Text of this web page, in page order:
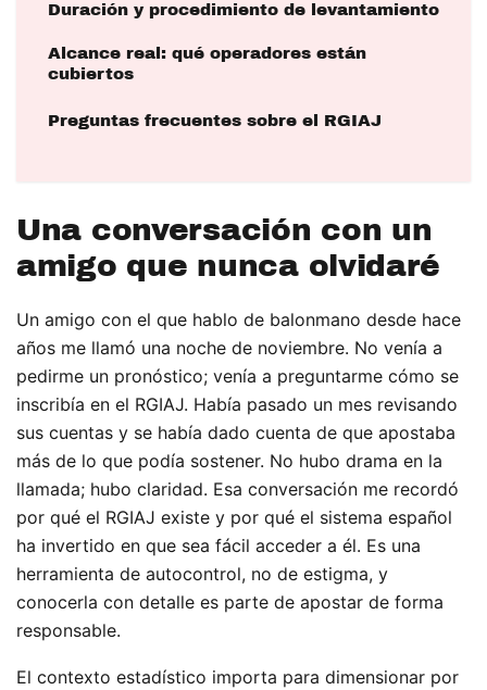
Duración y procedimiento de levantamiento
Alcance real: qué operadores están
cubiertos
Preguntas frecuentes sobre el RGIAJ
Una conversación con un
amigo que nunca olvidaré
Un amigo con el que hablo de balonmano desde hace
años me llamó una noche de noviembre. No venía a
pedirme un pronóstico; venía a preguntarme cómo se
inscribía en el RGIAJ. Había pasado un mes revisando
sus cuentas y se había dado cuenta de que apostaba
más de lo que podía sostener. No hubo drama en la
llamada; hubo claridad. Esa conversación me recordó
por qué el RGIAJ existe y por qué el sistema español
ha invertido en que sea fácil acceder a él. Es una
herramienta de autocontrol, no de estigma, y
conocerla con detalle es parte de apostar de forma
responsable.
El contexto estadístico importa para dimensionar por